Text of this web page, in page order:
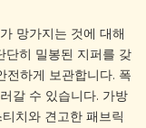
망가지는 것에 대해
단히 밀봉된 지퍼를 갖
전하게 보관합니다. 폭
갈 수 있습니다. 가방
치와 견고한 패브릭